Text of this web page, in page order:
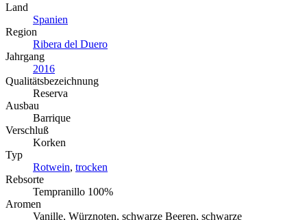
Land
Spanien
Region
Ribera del Duero
Jahrgang
2016
Qualitätsbezeichnung
Reserva
Ausbau
Barrique
Verschluß
Korken
Typ
Rotwein, trocken
Rebsorte
Tempranillo 100%
Aromen
Vanille, Würznoten, schwarze Beeren, schwarze